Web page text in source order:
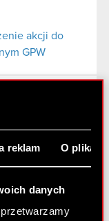
reklam O
danych
przetwarzamy
akcji do
GPW
serii F, G, H,
Papierów